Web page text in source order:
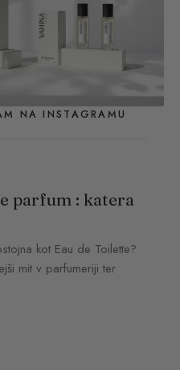
NA INSTAGRAMU
parfum : katera
kot Eau de Toilette?
mit v parfumeriji ter